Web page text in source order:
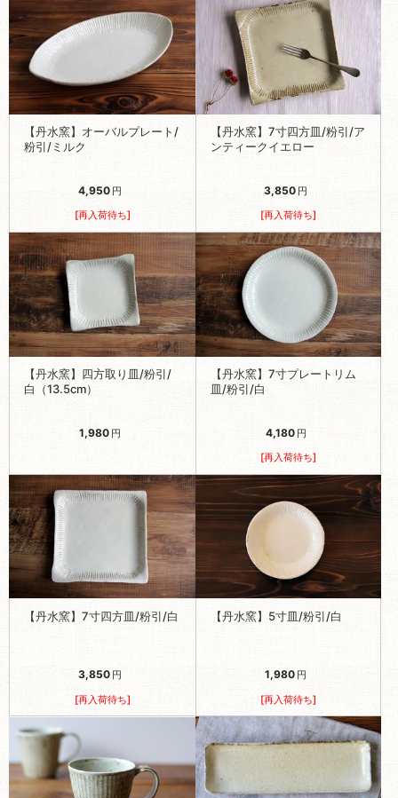
【丹水窯】オーバルプレート/
粉引/ミルク
4,950 円
[再入荷待ち]
【丹水窯】7寸四方皿/粉引/ア
ンティークイエロー
3,850 円
[再入荷待ち]
【丹水窯】四方取り皿/粉引/
白（13.5cm）
1,980 円
【丹水窯】7寸プレートリム
皿/粉引/白
4,180 円
[再入荷待ち]
【丹水窯】7寸四方皿/粉引/白
3,850 円
[再入荷待ち]
【丹水窯】5寸皿/粉引/白
1,980 円
[再入荷待ち]